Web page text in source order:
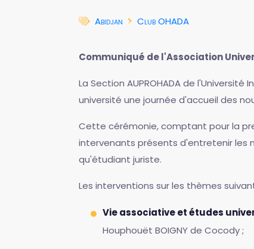
Abidjan Club OHADA
Communiqué de l'Association
La Section AUPROHADA de
université une journée d'accueil des
Cette cérémonie, comptant pour la
intervenants présents d'entretenir les
qu'étudiant juriste.
Les interventions sur les thèmes
Vie associative et études
Houphouët BOIGNY de Cocody ;